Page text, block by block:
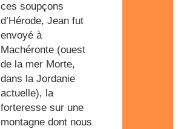
ces soupçons
d’Hérode, Jean fut
envoyé à
Machéronte (ouest
de la mer Morte,
dans la Jordanie
actuelle), la
forteresse sur une
montagne dont nous